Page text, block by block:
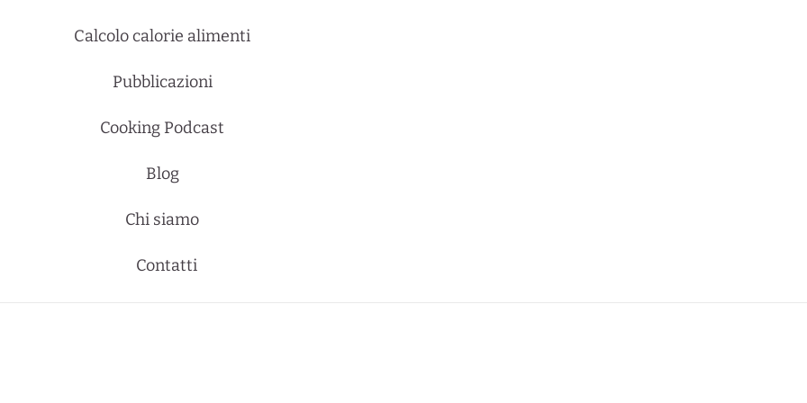
Calcolo calorie alimenti
Pubblicazioni
Cooking Podcast
Blog
Chi siamo
Contatti